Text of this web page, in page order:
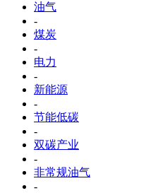
油气
-
煤炭
-
电力
-
新能源
-
节能低碳
-
双碳产业
-
非常规油气
-